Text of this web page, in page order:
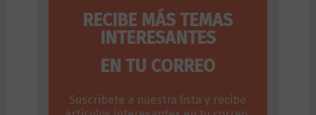
RECIBE MÁS TEMAS
INTERESANTES
EN TU CORREO
Suscribete a nuestra lista y recibe